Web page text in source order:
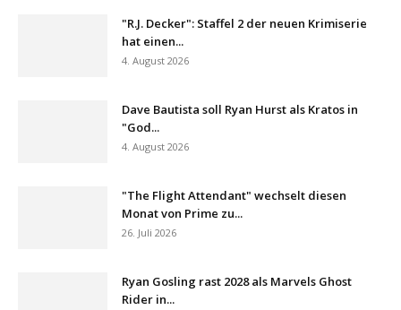
"R.J. Decker": Staffel 2 der neuen Krimiserie
hat einen...
4. August 2026
Dave Bautista soll Ryan Hurst als Kratos in
"God...
4. August 2026
"The Flight Attendant" wechselt diesen
Monat von Prime zu...
26. Juli 2026
Ryan Gosling rast 2028 als Marvels Ghost
Rider in...